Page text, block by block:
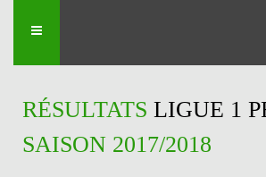
RÉSULTATS LIGUE 1
SAISON 2017/2018